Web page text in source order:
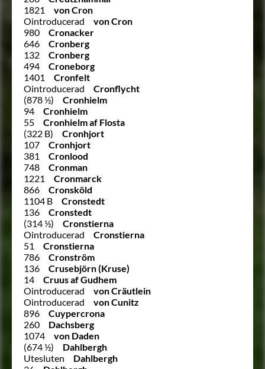
1821
von Cron
Ointroducerad
von Cron
980
Cronacker
646
Cronberg
132
Cronberg
494
Croneborg
1401
Cronfelt
Ointroducerad
Cronflycht
(878 ½)
Cronhielm
94
Cronhielm
55
Cronhielm af Flosta
(322 B)
Cronhjort
107
Cronhjort
381
Cronlood
748
Cronman
1221
Cronmarck
866
Cronsköld
1104 B
Cronstedt
136
Cronstedt
(314 ½)
Cronstierna
Ointroducerad
Cronstierna
51
Cronstierna
786
Cronström
136
Crusebjörn (Kruse)
14
Cruus af Gudhem
Ointroducerad
von Cräutlein
Ointroducerad
von Cunitz
896
Cuypercrona
260
Dachsberg
1074
von Daden
(674 ½)
Dahlbergh
Utesluten
Dahlbergh